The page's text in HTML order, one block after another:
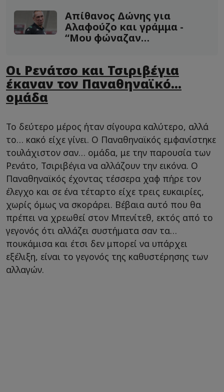
Απίθανος Δώνης για
Αλαφούζο και γράμμα -
“Μου φώναζαν
Οι Ρενάτσο και Τσιριβέγια
έκαναν τον Παναθηναϊκό...
ομάδα
Το δεύτερο μέρος ήταν σίγουρα καλύτερο, αλλά
το… κακό είχε γίνει. Ο Παναθηναϊκός εμφανίστηκε
τουλάχιστον σαν… ομάδα, με την παρουσία των
Ρενάτο, Τσιριβέγια να αλλάζουν την εικόνα. Ο
Παναθηναϊκός έχοντας τέσσερα χαφ πήρε τον
έλεγχο και σε ένα τέταρτο είχε τρεις ευκαιρίες,
χωρίς όμως να σκοράρει. Βέβαια αυτό που θα
πρέπει να χρεωθεί στον Μπενίτεθ, εκτός από το
γεγονός ότι αλλάζει συστήματα σαν τα…
πουκάμισα και έτσι δεν μπορεί να υπάρχει
εξέλιξη, είναι το γεγονός της καθυστέρησης των
αλλαγών.